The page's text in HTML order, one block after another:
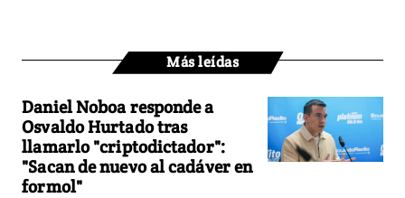
Más leídas
Daniel Noboa responde a
Osvaldo Hurtado tras
llamarlo "criptodictador":
"Sacan de nuevo al cadáver en
formol"